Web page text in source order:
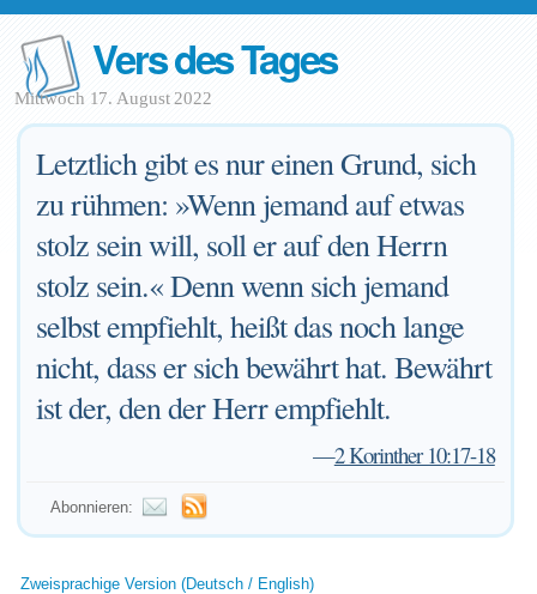
Vers des Tages
Mittwoch 17. August 2022
Letztlich gibt es nur einen Grund, sich
zu rühmen: »Wenn jemand auf etwas
stolz sein will, soll er auf den Herrn
stolz sein.« Denn wenn sich jemand
selbst empfiehlt, heißt das noch lange
nicht, dass er sich bewährt hat. Bewährt
ist der, den der Herr empfiehlt.
—2 Korinther 10:17-18
Abonnieren:
Zweisprachige Version (Deutsch / English)